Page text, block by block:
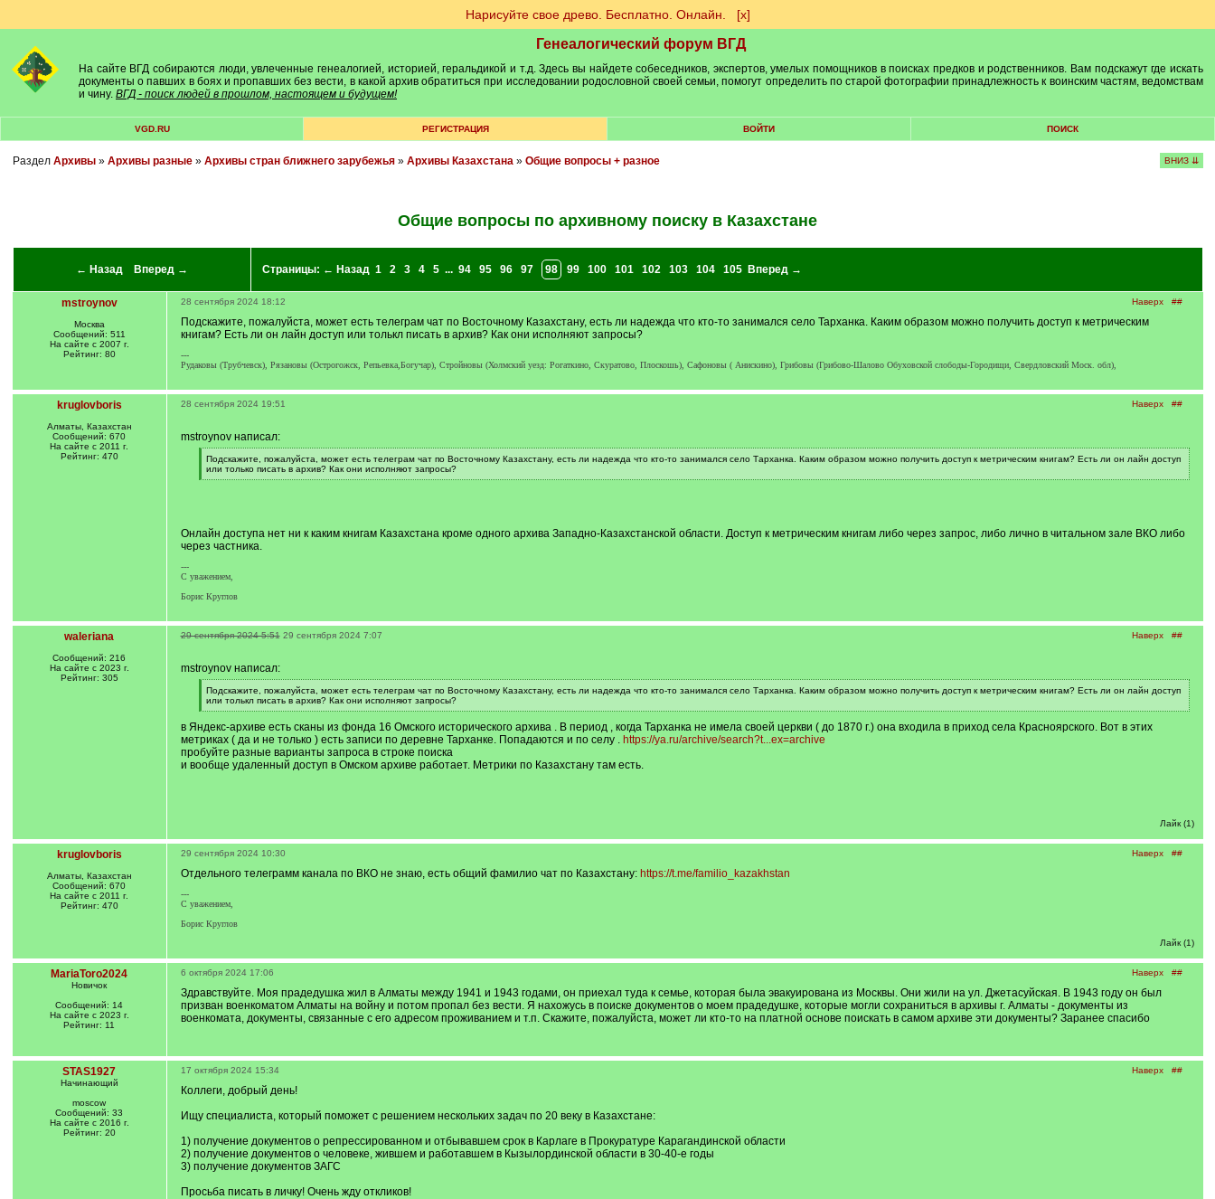
Нарисуйте свое древо. Бесплатно. Онлайн. [х]
Генеалогический форум ВГД
На сайте ВГД собираются люди, увлеченные генеалогией, историей, геральдикой и т.д. Здесь вы найдете собеседников, экспертов, умелых помощников в поисках предков и родственников. Вам подскажут где искать
документы о павших в боях и пропавших без вести, в какой архив обратиться при исследовании родословной своей семьи, помогут определить по старой фотографии принадлежность к воинским частям, ведомствам
и чину. ВГД - поиск людей в прошлом, настоящем и будущем!
VGD.RU РЕГИСТРАЦИЯ ВОЙТИ ПОИСК
Раздел Архивы» Архивы разные» Архивы стран ближнего зарубежья» Архивы Казахстана» Общие вопросы + разное ВНИЗ ⇊
Общие вопросы по архивному поиску в Казахстане
← Назад Вперед → Страницы: ← Назад 1 2 3 4 5 ... 94 95 96 97 98 99 100 101 102 103 104 105 Вперед →
mstroynov
Москва
Сообщений: 511
На сайте с 2007 г.
Рейтинг: 80
Наверх ##
28 сентября 2024 18:12
Подскажите, пожалуйста, может есть телеграм чат по Восточному Казахстану, есть ли надежда что кто-то занимался село Тарханка. Каким образом можно получить доступ к метрическим
книгам? Есть ли он лайн доступ или толькл писать в архив? Как они исполняют запросы?
---
Рудаковы (Трубчевск), Рязановы (Острогожск, Репьевка,Богучар), Стройновы (Холмский уезд: Рогаткино, Скуратово, Плоскошь), Сафоновы ( Анискино), Грибовы (Грибово-Шалово Обуховской слободы-Городищи, Свердловский Моск. обл),
kruglovboris
Алматы, Казахстан
Сообщений: 670
На сайте с 2011 г.
Рейтинг: 470
Наверх ##
28 сентября 2024 19:51
mstroynov написал:
[
q
]
Подскажите, пожалуйста, может есть телеграм чат по Восточному Казахстану, есть ли надежда что кто-то занимался село Тарханка. Каким образом можно получить доступ к метрическим книгам? Есть ли он лайн доступ
или только писать в архив? Как они исполняют запросы?
[
Онлайн доступа нет ни к каким книгам Казахстана кроме одного архива Западно-Казахстанской области. Доступ к метрическим книгам либо через запрос, либо лично в читальном зале ВКО либо
через частника.
---
С уважением,
Борис Круглов
waleriana
Сообщений: 216
На сайте с 2023 г.
Рейтинг: 305
Наверх ##
29 сентября 2024 5:51 29 сентября 2024 7:07
mstroynov написал:
[
q
]
Подскажите, пожалуйста, может есть телеграм чат по Восточному Казахстану, есть ли надежда что кто-то занимался село Тарханка. Каким образом можно получить доступ к метрическим книгам? Есть ли он лайн доступ
или толькл писать в архив? Как они исполняют запросы?
[
q
]
в Яндекс-архиве есть сканы из фонда 16 Омского исторического архива . В период , когда Тарханка не имела своей церкви ( до 1870 г.) она входила в приход села Красноярского. Вот в этих
метриках ( да и не только ) есть записи по деревне Тарханке. Попадаются и по селу . https://ya.ru/archive/search?t...ex=archive
пробуйте разные варианты запроса в строке поиска
и вообще удаленный доступ в Омском архиве работает. Метрики по Казахстану там есть.
Лайк (1)
kruglovboris
Алматы, Казахстан
Сообщений: 670
На сайте с 2011 г.
Рейтинг: 470
Наверх ##
29 сентября 2024 10:30
Отдельного телеграмм канала по ВКО не знаю, есть общий фамилио чат по Казахстану: https://t.me/familio_kazakhstan
---
С уважением,
Борис Круглов
Лайк (1)
MariaToro2024
Новичок
Сообщений: 14
На сайте с 2023 г.
Рейтинг: 11
Наверх ##
6 октября 2024 17:06
Здравствуйте. Моя прадедушка жил в Алматы между 1941 и 1943 годами, он приехал туда к семье, которая была эвакуирована из Москвы. Они жили на ул. Джетасуйская. В 1943 году он был
призван военкоматом Алматы на войну и потом пропал без вести. Я нахожусь в поиске документов о моем прадедушке, которые могли сохраниться в архивы г. Алматы - документы из
военкомата, документы, связанные с его адресом проживанием и т.п. Скажите, пожалуйста, может ли кто-то на платной основе поискать в самом архиве эти документы? Заранее спасибо
STAS1927
Начинающий
moscow
Сообщений: 33
На сайте с 2016 г.
Рейтинг: 20
Наверх ##
17 октября 2024 15:34
Коллеги, добрый день!
Ищу специалиста, который поможет с решением нескольких задач по 20 веку в Казахстане:
1) получение документов о репрессированном и отбывавшем срок в Карлаге в Прокуратуре Карагандинской области
2) получение документов о человеке, жившем и работавшем в Кызылординской области в 30-40-е годы
3) получение документов ЗАГС
Просьба писать в личку! Очень жду откликов!